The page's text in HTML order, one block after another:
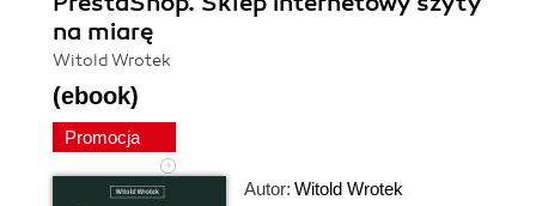
na miarę
Witold Wrotek
(ebook)
Promocja
Autor: Witold Wrotek